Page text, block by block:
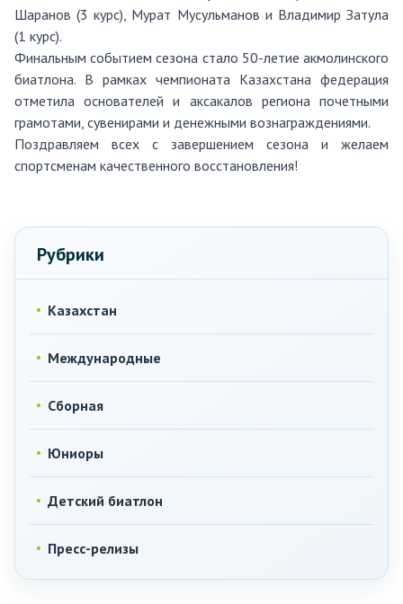
Шаранов (3 курс), Мурат Мусульманов и Владимир Затула
(1 курс).
Финальным событием сезона стало 50-летие акмолинского
биатлона. В рамках чемпионата Казахстана федерация
отметила основателей и аксакалов региона почетными
грамотами, сувенирами и денежными вознаграждениями.
Поздравляем всех с завершением сезона и желаем
спортсменам качественного восстановления!
Рубрики
Казахстан
Международные
Сборная
Юниоры
Детский биатлон
Пресс-релизы